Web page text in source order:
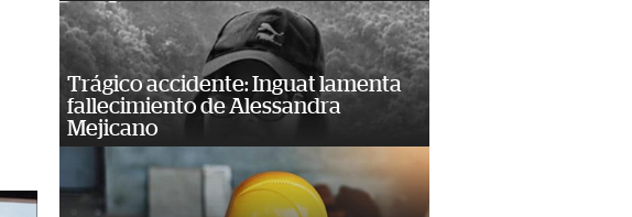
Trágico accidente: Inguat lamenta
fallecimiento de Alessandra
Mejicano